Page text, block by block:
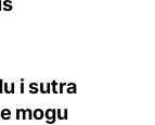
i sutra
mogu